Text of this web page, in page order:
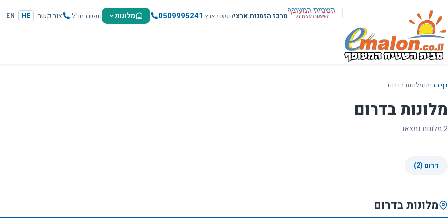
מרכז הזמנות ארצינופש בארץ 0509995241 מלונות נופש בחו"ל צור קשר HE
EN
דף הבית/מלונות בדרום
מלונות בדרום
2 מלונות נמצאו
דרום (2)
מלונות בדרום